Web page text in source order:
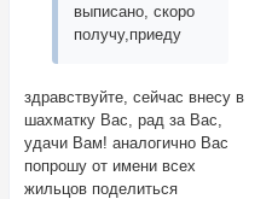
выписано, скоро
получу,приеду
здравствуйте, сейчас внесу в
шахматку Вас, рад за Вас,
удачи Вам! аналогично Вас
попрошу от имени всех
жильцов поделиться